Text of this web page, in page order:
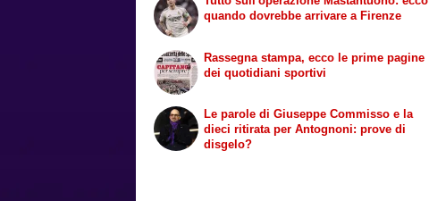
quando dovrebbe arrivare a Firenze
Rassegna stampa, ecco le prime pagine
dei quotidiani sportivi
Le parole di Giuseppe Commisso e la
dieci ritirata per Antognoni: prove di
disgelo?